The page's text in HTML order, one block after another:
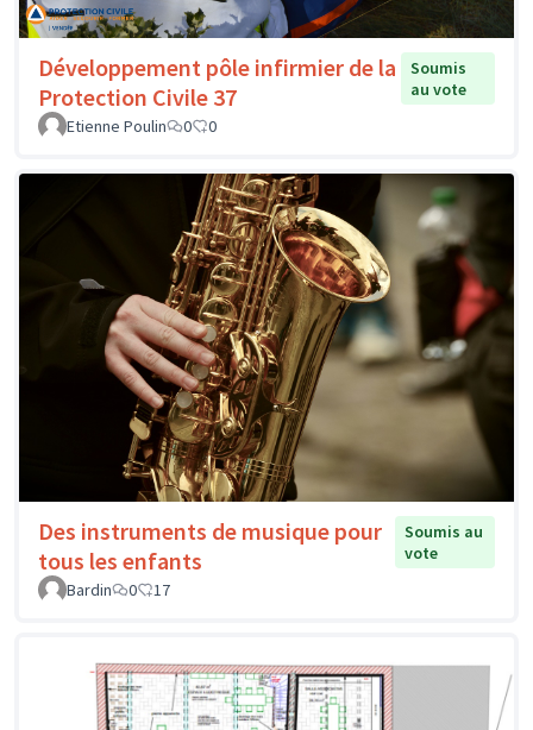
Développement pôle infirmier de la
Protection Civile 37
Soumis
au vote
Etienne Poulin
0 0
Des instruments de musique pour
tous les enfants
Soumis au
vote
Bardin
0 17